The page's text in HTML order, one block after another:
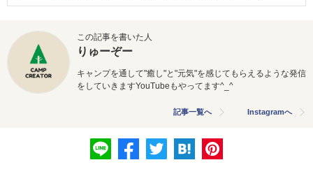
この記事を書いた人
りゅーぞー
キャンプを通して"癒し"と"元気"を感じてもらえるような発信
をしていきますYouTubeもやってます^_^
記事一覧へ Instagramへ